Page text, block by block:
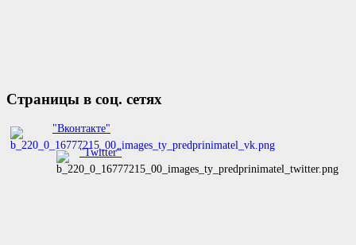
Страницы в соц. сетях
"Вконтакте"
"Twitter"